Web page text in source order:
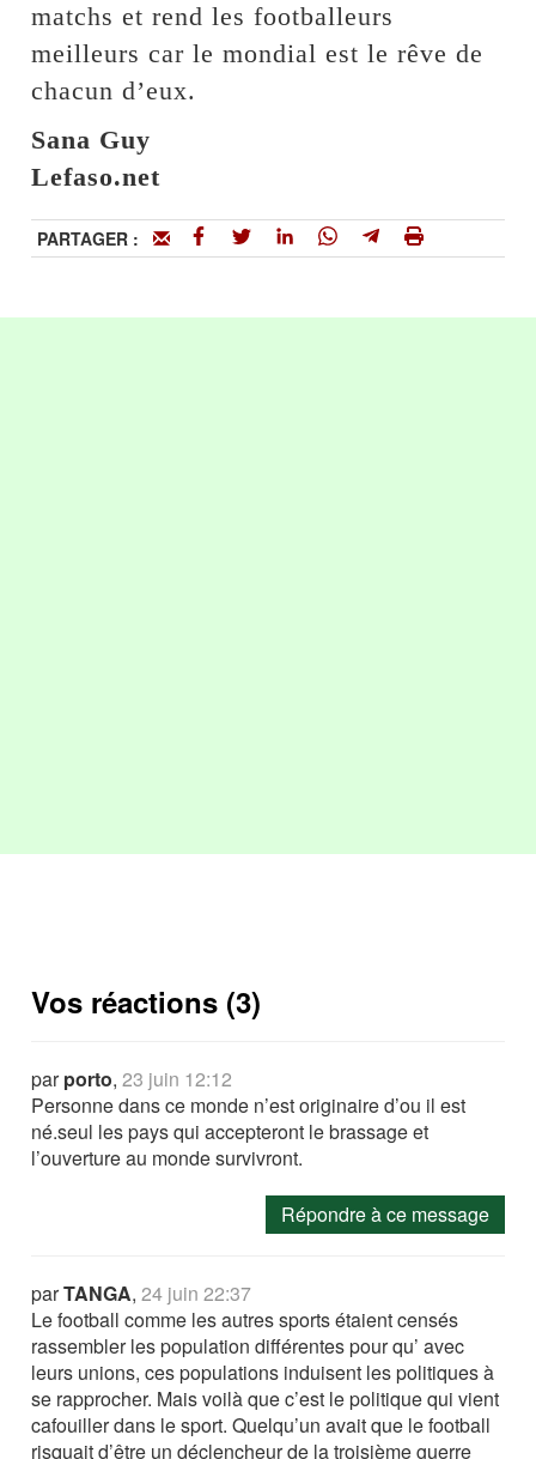
matchs et rend les footballeurs
meilleurs car le mondial est le rêve de
chacun d’eux.
Sana Guy
Lefaso.net
PARTAGER :
Vos réactions (3)
parporto,23 juin 12:12
Personne dans ce monde n’est originaire d’ou il est
né.seul les pays qui accepteront le brassage et
l’ouverture au monde survivront.
Répondre à ce message
parTANGA,24 juin 22:37
Le football comme les autres sports étaient censés
rassembler les population différentes pour qu’ avec
leurs unions, ces populations induisent les politiques à
se rapprocher. Mais voilà que c’est le politique qui vient
cafouiller dans le sport. Quelqu’un avait que le football
risquait d’être un déclencheur de la troisième guerre